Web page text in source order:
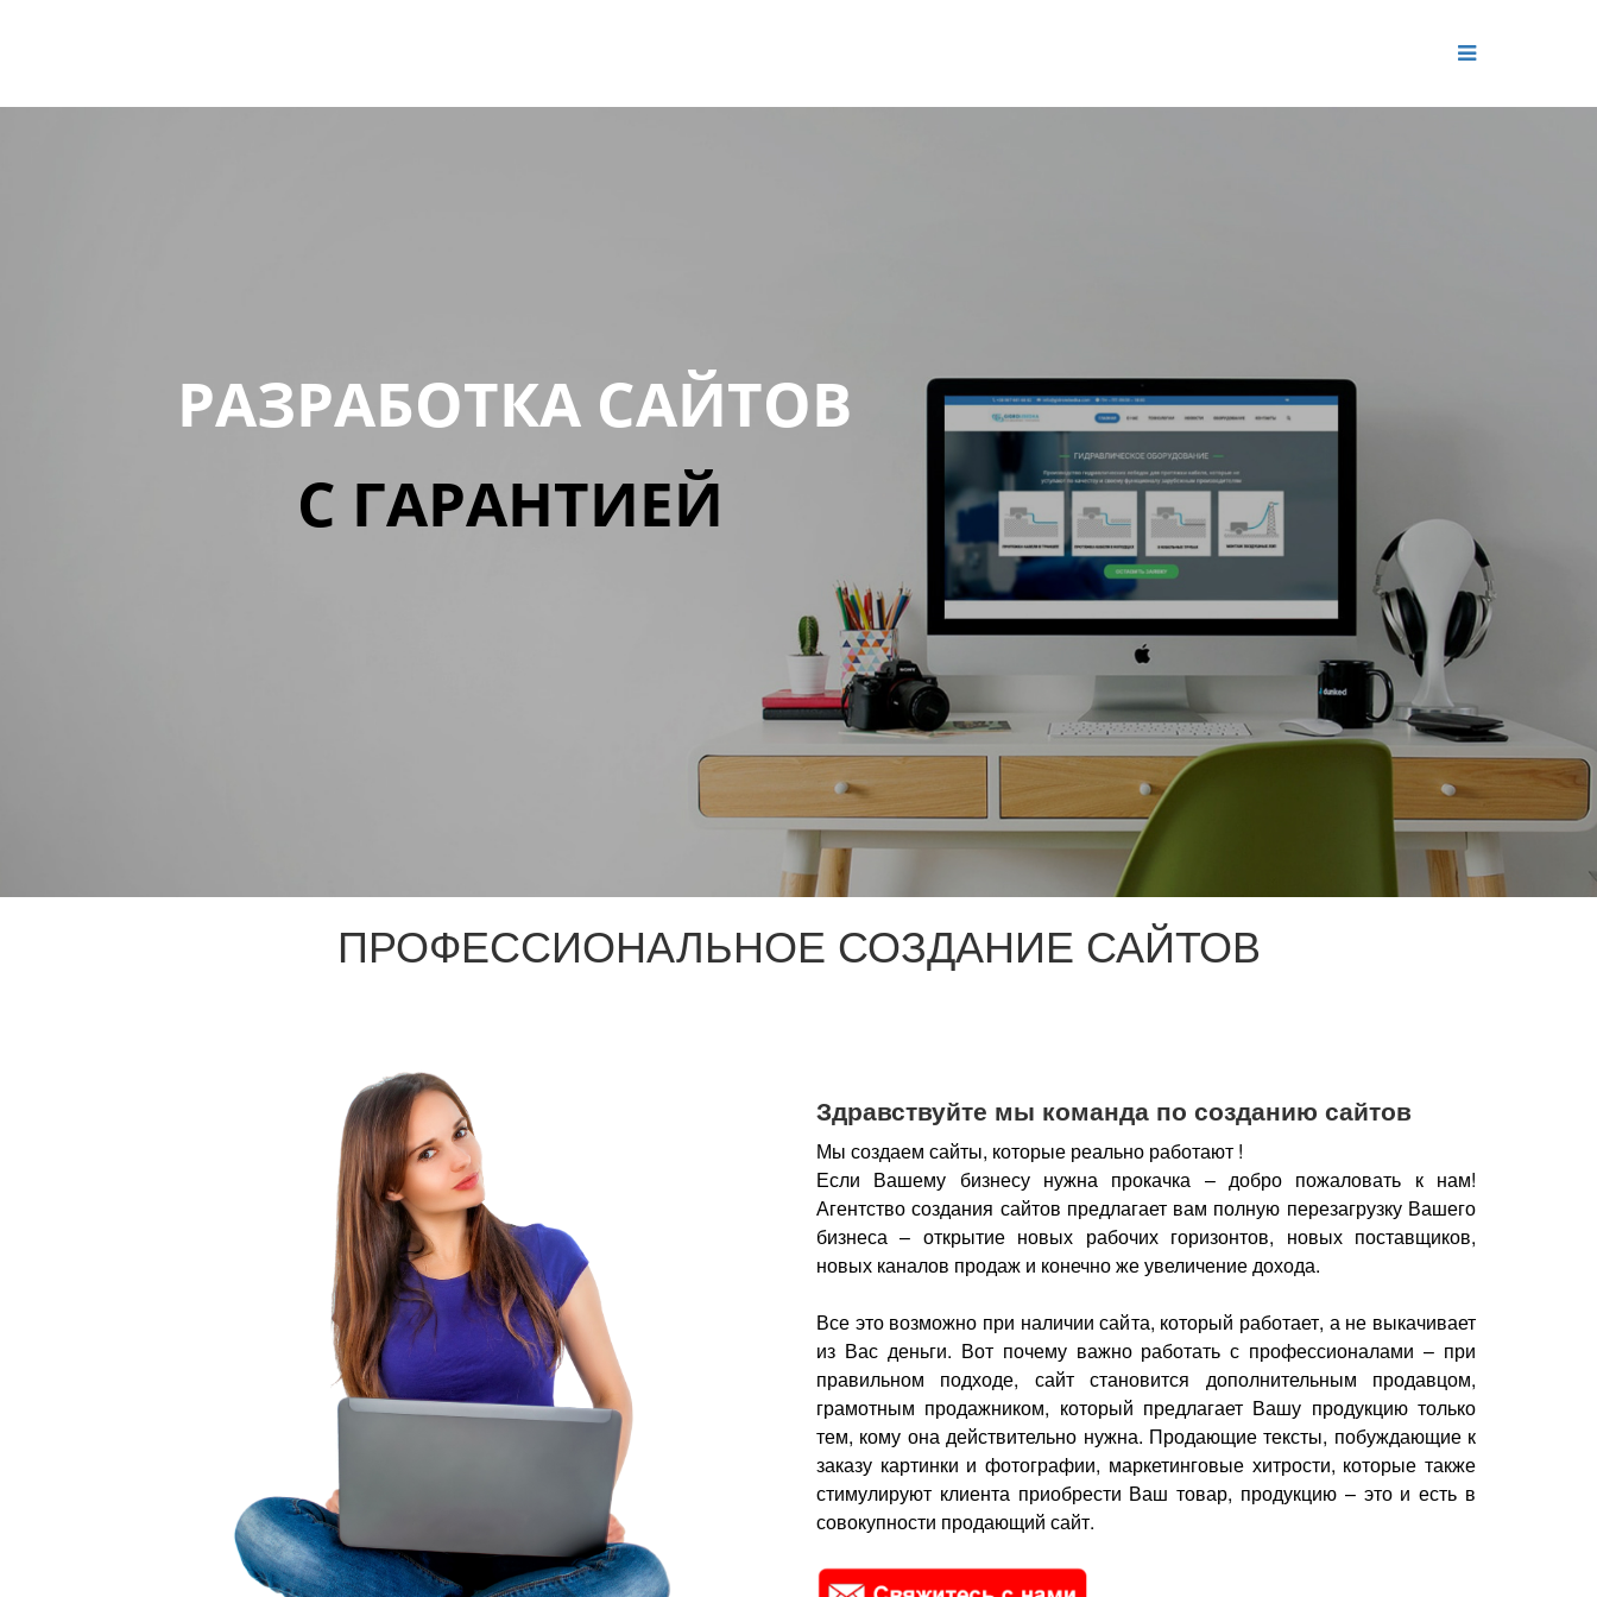
РАЗРАБОТКА САЙТОВ
С ГАРАНТИЕЙ
ПРОФЕССИОНАЛЬНОЕ СОЗДАНИЕ САЙТОВ
Здравствуйте мы команда по созданию сайтов
Мы создаем сайты, которые реально работают !
Если Вашему бизнесу нужна прокачка – добро пожаловать к нам!
Агентство создания сайтов предлагает вам полную перезагрузку Вашего
бизнеса – открытие новых рабочих горизонтов, новых поставщиков,
новых каналов продаж и конечно же увеличение дохода.
Все это возможно при наличии сайта, который работает, а не выкачивает
из Вас деньги. Вот почему важно работать с профессионалами – при
правильном подходе, сайт становится дополнительным продавцом,
грамотным продажником, который предлагает Вашу продукцию только
тем, кому она действительно нужна. Продающие тексты, побуждающие к
заказу картинки и фотографии, маркетинговые хитрости, которые также
стимулируют клиента приобрести Ваш товар, продукцию – это и есть в
совокупности продающий сайт.